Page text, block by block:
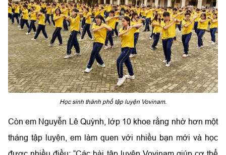
Học sinh thành phố tập luyện Vovinam.
Còn em Nguyễn Lê Quỳnh, lớp 10 khoe rằng nhờ hơn một
tháng tập luyện, em làm quen với nhiều bạn mới và học